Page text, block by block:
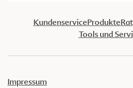
KundenserviceProdukte
Tools und
Impressum